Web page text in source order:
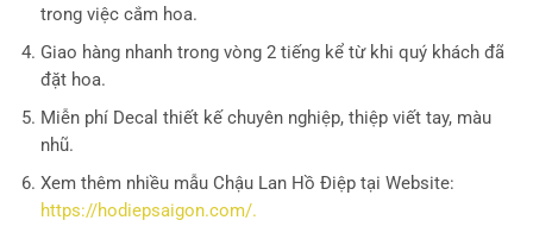
trong việc cắm hoa.
Giao hàng nhanh trong vòng 2 tiếng kể từ khi quý khách đã
đặt hoa.
Miễn phí Decal thiết kế chuyên nghiệp, thiệp viết tay, màu
nhũ.
Xem thêm nhiều mẫu Chậu Lan Hồ Điệp tại Website:
https://hodiepsaigon.com/.